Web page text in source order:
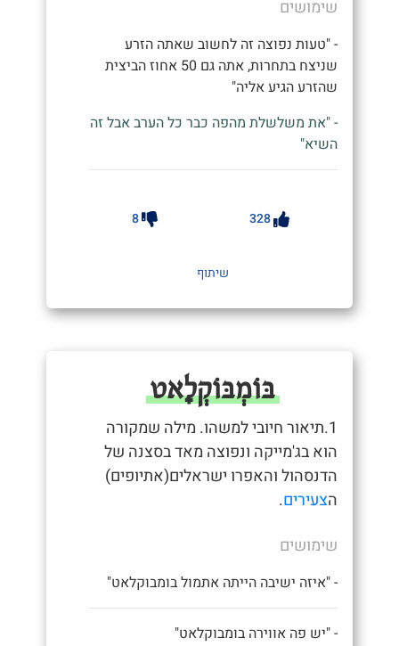
שימושים
- "טעות נפוצה זה לחשוב שאתה הזרע
שניצח בתחרות, אתה גם 50 אחוז הביצית
שהזרע הגיע אליה"
- "את משלשלת מהפה כבר כל הערב אבל זה
השיא"
328
8
שיתוף
בּוֹמְבּוֹקְלָאט
1.תיאור חיובי למשהו. מילה שמקורה
הוא בג'מייקה ונפוצה מאד בסצנה של
הדנסהול והאפרו ישראלים(אתיופים)
הצעירים.
שימושים
- "איזה ישיבה הייתה אתמול בומבוקלאט"
- "יש פה אווירה בומבוקלאט"